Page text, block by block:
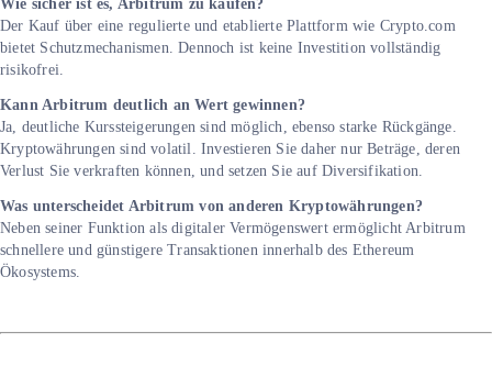
Wie sicher ist es, Arbitrum zu kaufen?
Der Kauf über eine regulierte und etablierte Plattform wie Crypto.com
bietet Schutzmechanismen. Dennoch ist keine Investition vollständig
risikofrei.
Kann Arbitrum deutlich an Wert gewinnen?
Ja, deutliche Kurssteigerungen sind möglich, ebenso starke Rückgänge.
Kryptowährungen sind volatil. Investieren Sie daher nur Beträge, deren
Verlust Sie verkraften können, und setzen Sie auf Diversifikation.
Was unterscheidet Arbitrum von anderen Kryptowährungen?
Neben seiner Funktion als digitaler Vermögenswert ermöglicht Arbitrum
schnellere und günstigere Transaktionen innerhalb des Ethereum
Ökosystems.